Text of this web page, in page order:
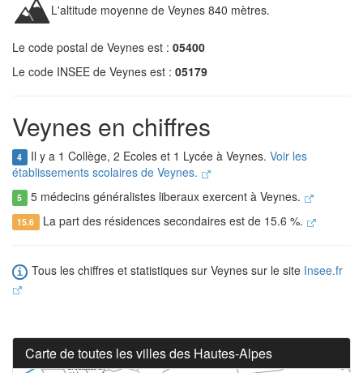
L'altitude moyenne de Veynes 840 mètres.
Le code postal de Veynes est : 05400
Le code INSEE de Veynes est : 05179
Veynes en chiffres
4 Il y a 1 Collège, 2 Ecoles et 1 Lycée à Veynes. Voir les
établissements scolaires de Veynes.
5 5 médecins généralistes liberaux exercent à Veynes.
15.6 La part des résidences secondaires est de 15.6 %.
Tous les chiffres et statistiques sur Veynes sur le site Insee.fr
Carte de toutes les villes des Hautes-Alpes